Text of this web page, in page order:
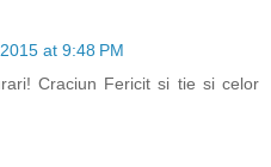
at 9:48 PM
Craciun Fericit si tie si celor